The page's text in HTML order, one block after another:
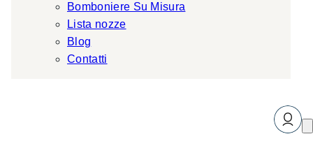
Bomboniere Su Misura
Lista nozze
Blog
Contatti